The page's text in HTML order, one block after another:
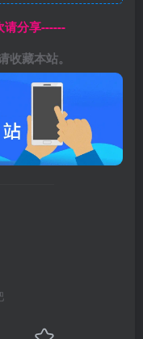
请分享------
藏本站。